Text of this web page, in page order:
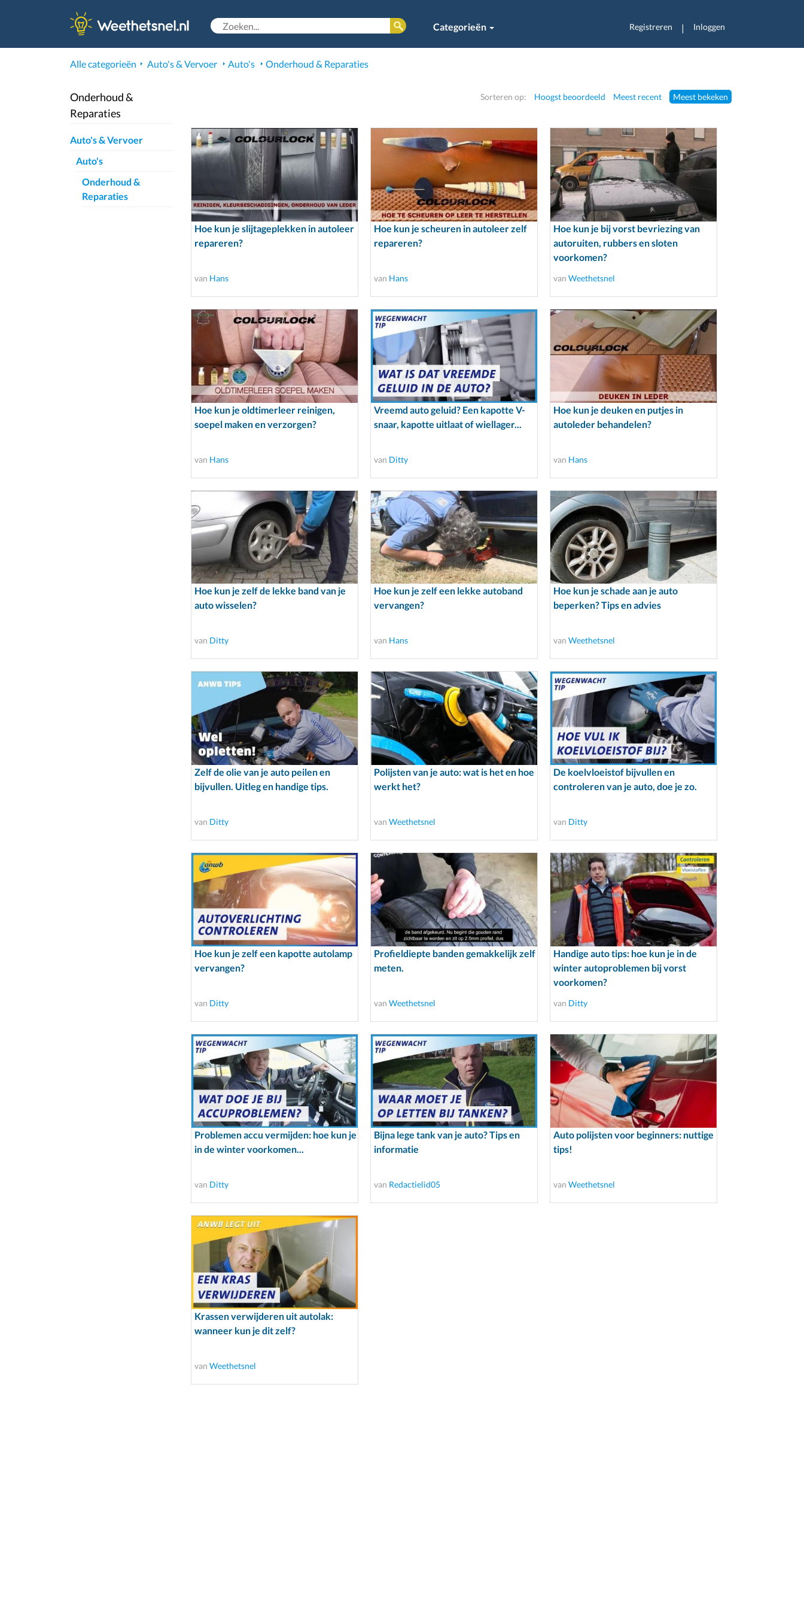
Categorieën Registreren | Inloggen
Alle categorieën Auto's & Vervoer Auto's Onderhoud & Reparaties
Onderhoud &
Reparaties
Auto's & Vervoer
Auto's
Onderhoud &
Reparaties
Sorteren op: Hoogst beoordeeld Meest recent Meest bekeken
Hoe kun je slijtageplekken in autoleer
repareren?
van Hans
Hoe kun je scheuren in autoleer zelf
repareren?
van Hans
Hoe kun je bij vorst bevriezing van
autoruiten, rubbers en sloten
voorkomen?
van Weethetsnel
Hoe kun je oldtimerleer reinigen,
soepel maken en verzorgen?
van Hans
Vreemd auto geluid? Een kapotte V-
snaar, kapotte uitlaat of wiellager...
van Ditty
Hoe kun je deuken en putjes in
autoleder behandelen?
van Hans
Hoe kun je zelf de lekke band van je
auto wisselen?
van Ditty
Hoe kun je zelf een lekke autoband
vervangen?
van Hans
Hoe kun je schade aan je auto
beperken? Tips en advies
van Weethetsnel
Zelf de olie van je auto peilen en
bijvullen. Uitleg en handige tips.
van Ditty
Polijsten van je auto: wat is het en hoe
werkt het?
van Weethetsnel
De koelvloeistof bijvullen en
controleren van je auto, doe je zo.
van Ditty
Hoe kun je zelf een kapotte autolamp
vervangen?
van Ditty
Profieldiepte banden gemakkelijk zelf
meten.
van Weethetsnel
Handige auto tips: hoe kun je in de
winter autoproblemen bij vorst
voorkomen?
van Ditty
Problemen accu vermijden: hoe kun je
in de winter voorkomen...
van Ditty
Bijna lege tank van je auto? Tips en
informatie
van Redactielid05
Auto polijsten voor beginners: nuttige
tips!
van Weethetsnel
Krassen verwijderen uit autolak:
wanneer kun je dit zelf?
van Weethetsnel